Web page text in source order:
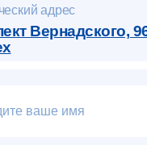
адрес
Вернадского,